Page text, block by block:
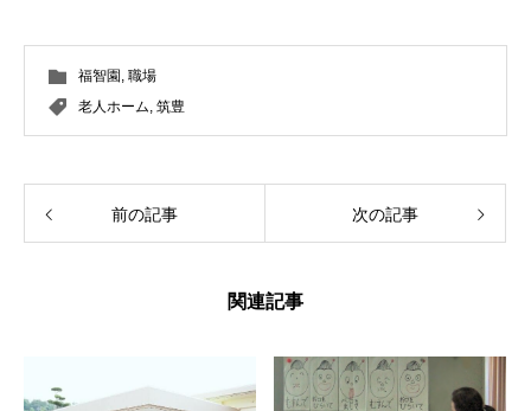
福智園 , 職場
老人ホーム, 筑豊
前の記事 次の記事
関連記事